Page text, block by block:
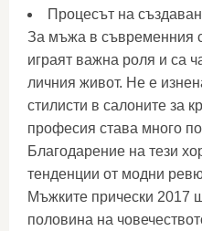
Процесът на
За мъжа в съвременния
играят важна роля и са
личния живот. Не е
стилисти в салоните за
професия става много
Благодарение на тези
тенденции от модни
Мъжките прически 2017
половина на